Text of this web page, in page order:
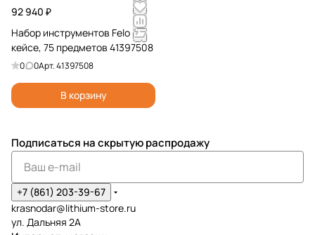
92 940 ₽
Набор инструментов Felo в
кейсе, 75 предметов 41397508
0 0Арт.41397508
В корзину
Подписаться на скрытую распродажу
+7 (861) 203-39-67
krasnodar@lithium-store.ru
ул. Дальняя 2А